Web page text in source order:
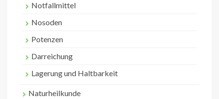
Notfallmittel
Nosoden
Potenzen
Darreichung
Lagerung und Haltbarkeit
Naturheilkunde